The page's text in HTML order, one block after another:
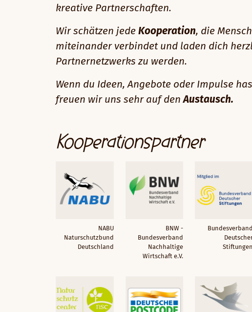
kreative Partnerschaften.
Wir schätzen jede Kooperation, die
miteinander verbindet und laden dich
Partnernetzwerks zu werden.
Wenn du Ideen, Angebote oder Impulse
freuen wir uns sehr auf denAustausch.
Kooperationspartner
NABU
Naturschutzbund
Deutschland
BNW -
Bundesverband
Nachhaltige
Wirtschaft e.V.
Bundesverband
Stiftungen